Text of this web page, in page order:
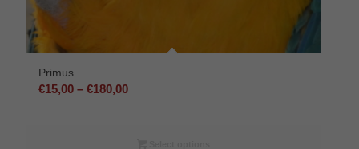
Primus
€15,00 –€180,00Preisspanne: